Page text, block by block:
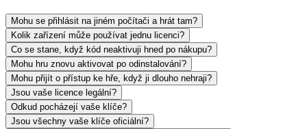
Mohu se přihlásit na jiném počítači a hrát tam?
Kolik zařízení může používat jednu licenci?
Co se stane, když kód neaktivuji hned po nákupu?
Mohu hru znovu aktivovat po odinstalování?
Mohu přijít o přístup ke hře, když ji dlouho nehraji?
Jsou vaše licence legální?
Odkud pocházejí vaše klíče?
Jsou všechny vaše klíče oficiální?